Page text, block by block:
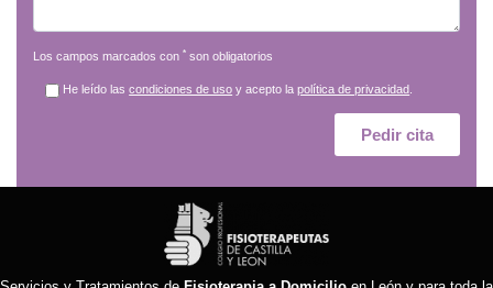
Los campos marcados con * son obligatorios
He leído lascondiciones de uso y acepto lapolítica de privacidad